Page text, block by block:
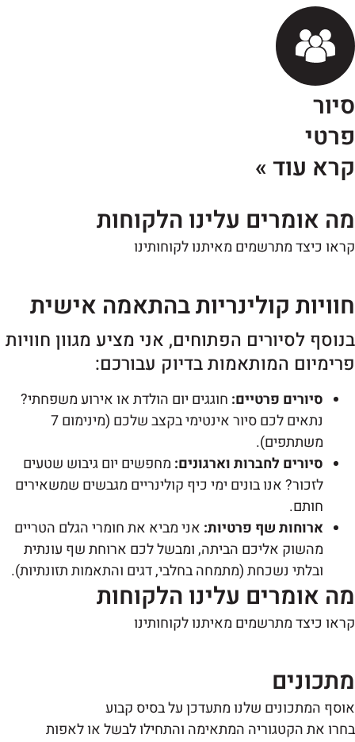
עוד »
אומרים עלינו הלקוחות
כיצד מתרשמים מאיתנו לקוחותינו
קולינריות בהתאמה אישית
לסיורים הפתוחים, אני מציע מגוון חוויות
המותאמות בדיוק עבורכם:
סיורים פרטיים:חוגגים יום הולדת או אירוע משפחתי?
נתאים לכם סיור אינטימי בקצב שלכם (מינימום 7
משתתפים).
סיורים לחברות וארגונים:מחפשים יום גיבוש שטעים
לזכור? אנו בונים ימי כיף קולינריים מגבשים שמשאירים
חותם.
ארוחות שף פרטיות:אני מביא את חומרי הגלם הטריים
מהשוק אליכם הביתה, ומבשל לכם ארוחת שף עונתית
ובלתי נשכחת (מתמחה בחלבי, דגים והתאמות תזונתיות).
אומרים עלינו הלקוחות
כיצד מתרשמים מאיתנו לקוחותינו
המתכונים שלנו מתעדכן על בסיס קבוע
את הקטגוריה המתאימה והתחילו לבשל או לאפות